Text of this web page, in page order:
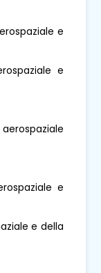
e
e
e
e della